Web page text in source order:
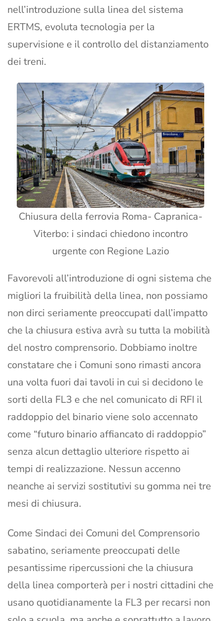
nell’introduzione sulla linea del sistema
ERTMS, evoluta tecnologia per la
supervisione e il controllo del distanziamento
dei treni.
Chiusura della ferrovia Roma- Capranica-
Viterbo: i sindaci chiedono incontro
urgente con Regione Lazio
Favorevoli all’introduzione di ogni sistema che
migliori la fruibilità della linea, non possiamo
non dirci seriamente preoccupati dall’impatto
che la chiusura estiva avrà su tutta la mobilità
del nostro comprensorio. Dobbiamo inoltre
constatare che i Comuni sono rimasti ancora
una volta fuori dai tavoli in cui si decidono le
sorti della FL3 e che nel comunicato di RFI il
raddoppio del binario viene solo accennato
come “futuro binario affiancato di raddoppio”
senza alcun dettaglio ulteriore rispetto ai
tempi di realizzazione. Nessun accenno
neanche ai servizi sostitutivi su gomma nei tre
mesi di chiusura.
Come Sindaci dei Comuni del Comprensorio
sabatino, seriamente preoccupati delle
pesantissime ripercussioni che la chiusura
della linea comporterà per i nostri cittadini che
usano quotidianamente la FL3 per recarsi non